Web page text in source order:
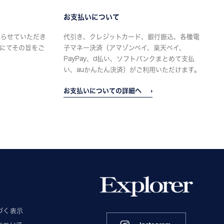
せていただき
てその旨をご
お支払いについて
代引き、クレジットカード、銀行振込、各種電
子マネー決済（アマゾンペイ、楽天ペイ、
PayPay、d払い、ソフトバンクまとめて支払
い、auかんたん決済）がご利用いただけます。
お支払いについての詳細へ
く表示